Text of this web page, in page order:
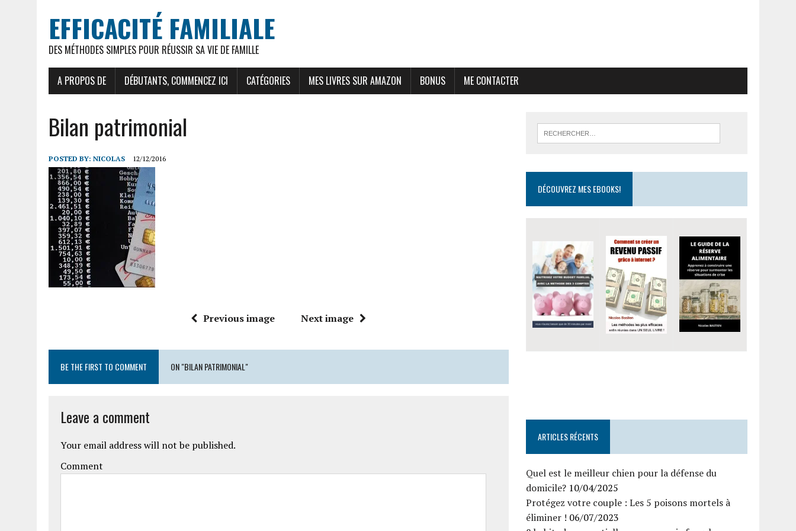
EFFICACITÉ FAMILIALE
DES MÉTHODES SIMPLES POUR RÉUSSIR SA VIE DE FAMILLE
A PROPOS DE DÉBUTANTS, COMMENCEZ ICI CATÉGORIES MES LIVRES SUR AMAZON BONUS ME CONTACTER
Bilan patrimonial
POSTED BY: NICOLAS 12/12/2016
Previous image Next image
BE THE FIRST TO COMMENT ON "BILAN PATRIMONIAL"
Leave a comment
Your email address will not be published.
Comment
DÉCOUVREZ MES EBOOKS!
ARTICLES RÉCENTS
Quel est le meilleur chien pour la défense du
domicile? 10/04/2025
Protégez votre couple : Les 5 poisons mortels à
éliminer ! 06/07/2023